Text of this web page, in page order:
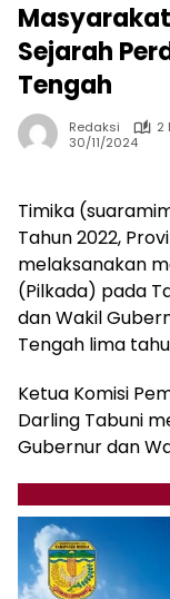
Sejarah
Tengah
Redaksi
2
30/11/2024
Timika
Tahun 2022,
melaksanakan
(Pilkada) pada
dan Wakil
Tengah lima
Ketua Komisi
Darling Tabuni
Gubernur dan